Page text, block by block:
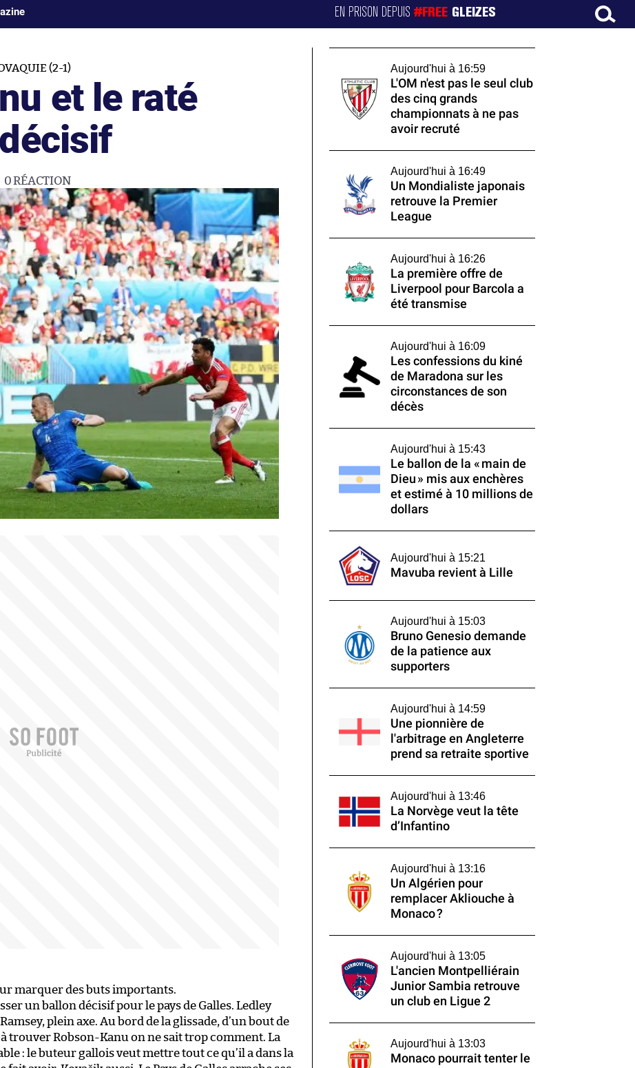
EN PRISON DEPUIS#FREE GLEIZES
(2-1)
et le raté
0RÉACTION
marquer des buts importants.
un ballon décisif pour le pays de Galles. Ledley
plein axe. Au bord de la glissade, d’un bout de
trouver Robson-Kanu on ne sait trop comment. La
: le buteur gallois veut mettre tout ce qu’il a dans la
Aujourd'hui à 16:59
L'OM n'est pas le seul club
des cinq grands
championnats à ne pas
avoir recruté
Aujourd'hui à 16:49
Un Mondialiste japonais
retrouve la Premier
League
Aujourd'hui à 16:26
La première offre de
Liverpool pour Barcola a
été transmise
Aujourd'hui à 16:09
Les confessions du kiné
de Maradona sur les
circonstances de son
décès
Aujourd'hui à 15:43
Le ballon de la « main de
Dieu » mis aux enchères
et estimé à 10 millions de
dollars
Aujourd'hui à 15:21
Mavuba revient à Lille
Aujourd'hui à 15:03
Bruno Genesio demande
de la patience aux
supporters
Aujourd'hui à 14:59
Une pionnière de
l'arbitrage en Angleterre
prend sa retraite sportive
Aujourd'hui à 13:46
La Norvège veut la tête
d’Infantino
Aujourd'hui à 13:16
Un Algérien pour
remplacer Akliouche à
Monaco ?
Aujourd'hui à 13:05
L'ancien Montpelliérain
Junior Sambia retrouve
un club en Ligue 2
Aujourd'hui à 13:03
Monaco pourrait tenter le